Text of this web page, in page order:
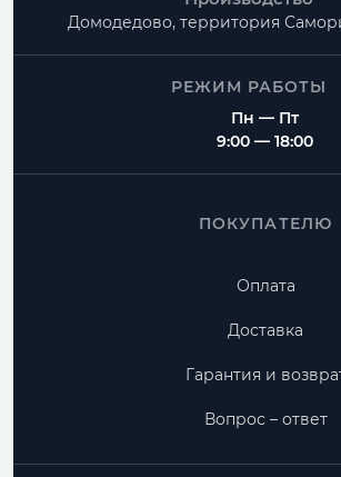
Домодедово, территория
РЕЖИМ РАБОТЫ
Пн — Пт
9:00 — 18:00
ПОКУПАТЕЛЮ
Оплата
Доставка
Гарантия и
Вопрос – ответ